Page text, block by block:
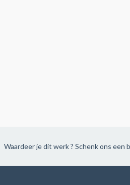
Waardeer je dit werk ? Schenk ons een